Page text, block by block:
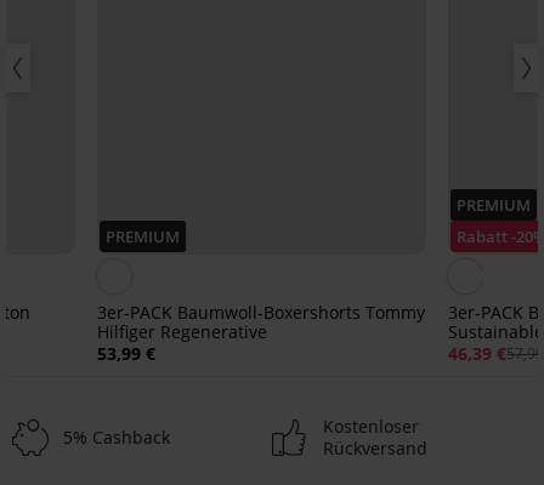
PREMIUM
3er-PACK Baumwoll-Boxershorts Tommy
Hilfiger Regenerative
53,99 €
PREMIUM
Rabatt -
3er-PACK
Sustainable
46,39 €
5% Cashback
Kostenloser
Rückversand